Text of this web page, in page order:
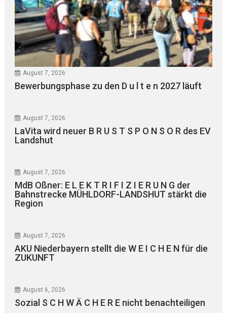
August 7, 2026
Bewerbungsphase zu den D u l t e n 2027 läuft
August 7, 2026
LaVita wird neuer B R U S T S P O N S O R des EV
Landshut
August 7, 2026
MdB Oßner: E L E K T R I F I Z I E R U N G der
Bahnstrecke MÜHLDORF-LANDSHUT stärkt die
Region
August 7, 2026
AKU Niederbayern stellt die W E I C H E N für die
ZUKUNFT
August 6, 2026
Sozial S C H W Ä C H E R E nicht benachteiligen